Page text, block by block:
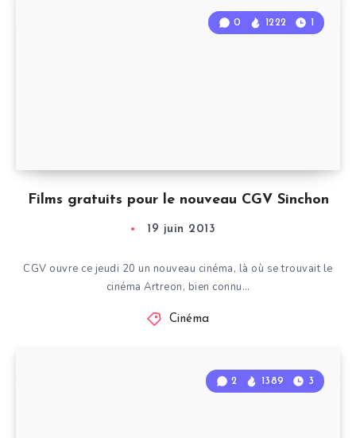
Films gratuits pour le nouveau CGV Sinchon
0 1222 1
19 juin 2013
CGV ouvre ce jeudi 20 un nouveau cinéma, là où se trouvait le
cinéma Artreon, bien connu…
Cinéma
2 1389 3